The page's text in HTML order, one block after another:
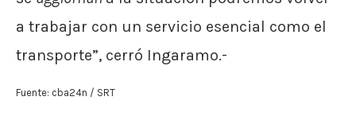
a trabajar con un servicio esencial como el
transporte”, cerró Ingaramo.-
Fuente: cba24n / SRT